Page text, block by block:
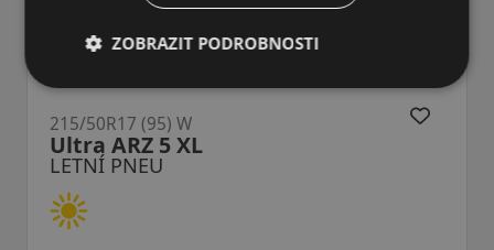
215/50R17 (95) W
ZOBRAZIT PODROBNOSTI